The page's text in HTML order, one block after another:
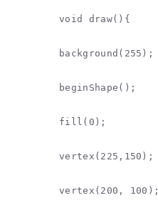
void draw(){
background(255);
beginShape();
fill(0);
vertex(225,150);
vertex(200, 100);